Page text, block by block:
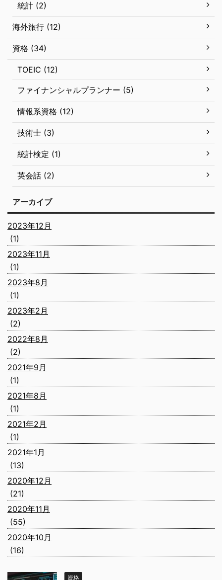
統計 (2)
海外旅行 (12)
資格 (34)
TOEIC (12)
ファイナンシャルプランナー (5)
情報系資格 (12)
技術士 (3)
統計検定 (1)
英会話 (2)
アーカイブ
2023年12月
(1)
2023年11月
(1)
2023年8月
(1)
2023年2月
(2)
2022年8月
(2)
2021年9月
(1)
2021年8月
(1)
2021年2月
(1)
2021年1月
(13)
2020年12月
(21)
2020年11月
(55)
2020年10月
(16)
資格